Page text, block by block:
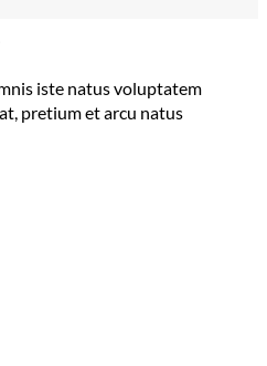
iste natus voluptatem
pretium et arcu natus